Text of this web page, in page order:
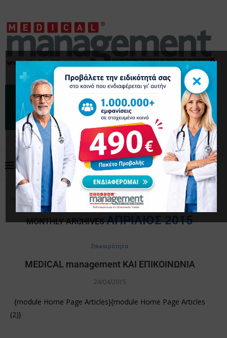
Home Archives
MONTHLY ARCHIVESΑΠΡΊΛΙΟΣ 2015
Επικαιρότητα
MEDICAL management ΚΑΙ ΕΠΙΚΟΙΝΩΝΙΑ
24/04/2015
{module Home Page Articles}{module Home Page Articles
(2)}
×
×